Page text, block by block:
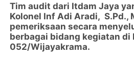
Tim audit dari Itdam Jaya
Kolonel Inf Adi Aradi, S.Pd.,
pemeriksaan secara
berbagai bidang kegiatan di
052/Wijayakrama.